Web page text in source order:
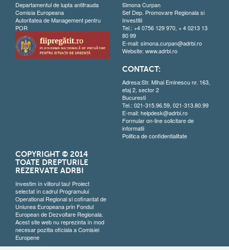
Departamentul de lupta antifrauda
Comisia Europeana
Autoritatea de Management pentru
POR
Simona Curpan
Sef Dep. Promovare Regionala si
Investitii
Tel.: +4 0756 129 970, + 4 0213 13
80 99
E-mail: simona.curpan@adrbi.ro
Website: www.adrbi.ro
CONTACT:
Adresa:Str. Mihai Eminescu nr. 163,
etaj 2, sector 2
Bucuresti
Tel.: 021-315.96.59, 021-313.80.99
E-mail: helpdesk@adrbi.ro
Formular on-line solicitare de
informatii
Politica de confidentialitate
COPYRIGHT © 2014
TOATE DREPTURILE
REZERVATE ADRBI
Investim în viitorul tau! Proiect
selectat în cadrul Programului
Operational Regional si cofinantat de
Uniunea Europeana prin Fondul
European de Dezvoltare Regionala.
Acest site web nu reprezinta în mod
necesar pozitia oficiala a Comisiei
Europene